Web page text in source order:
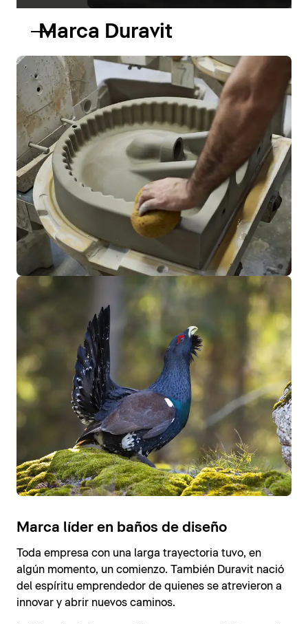
Marca Duravit
Marca líder en baños de diseño
Toda empresa con una larga trayectoria tuvo, en
algún momento, un comienzo. También Duravit nació
del espíritu emprendedor de quienes se atrevieron a
innovar y abrir nuevos caminos.